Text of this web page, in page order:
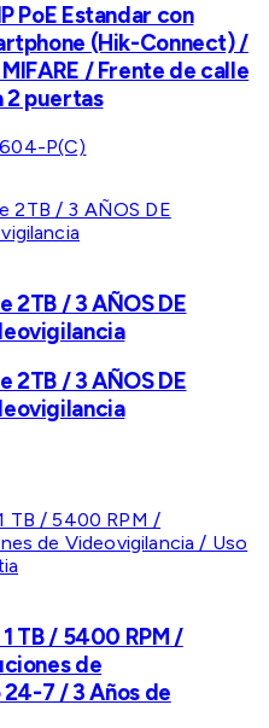
PoE Estandar con
(Hik-Connect) /
/ Frente de calle
2 puertas
P(C)
2TB / 3 AÑOS DE
2TB / 3 AÑOS DE
TB / 5400 RPM /
de
7 / 3 Años de